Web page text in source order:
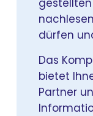
gestellten
dürfen
Das
bietet
Partner